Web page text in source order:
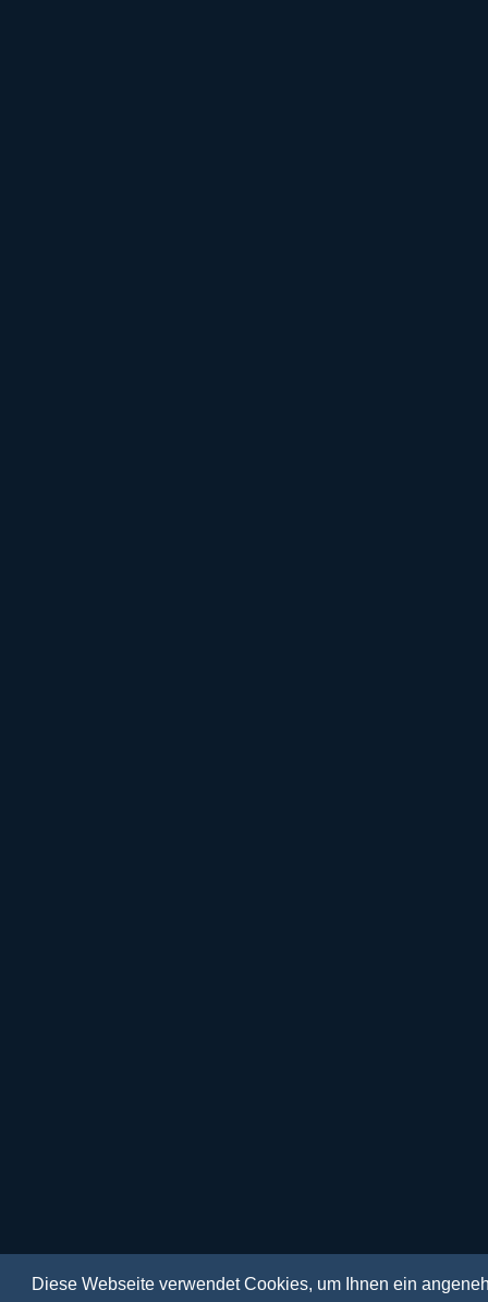
Diese Webseite verwendet Cookies, um Ihnen ein